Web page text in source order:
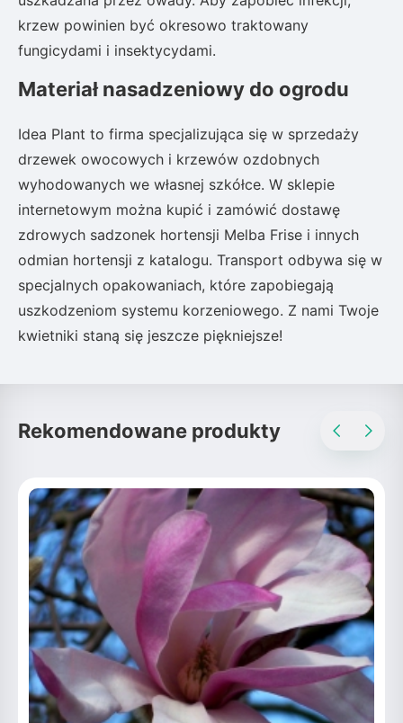
krzew powinien być okresowo traktowany
fungicydami i insektycydami.
Materiał nasadzeniowy do ogrodu
Idea Plant to firma specjalizująca się w sprzedaży
drzewek owocowych i krzewów ozdobnych
wyhodowanych we własnej szkółce. W sklepie
internetowym można kupić i zamówić dostawę
zdrowych sadzonek hortensji Melba Frise i innych
odmian hortensji z katalogu. Transport odbywa się w
specjalnych opakowaniach, które zapobiegają
uszkodzeniom systemu korzeniowego. Z nami Twoje
kwietniki staną się jeszcze piękniejsze!
Rekomendowane produkty